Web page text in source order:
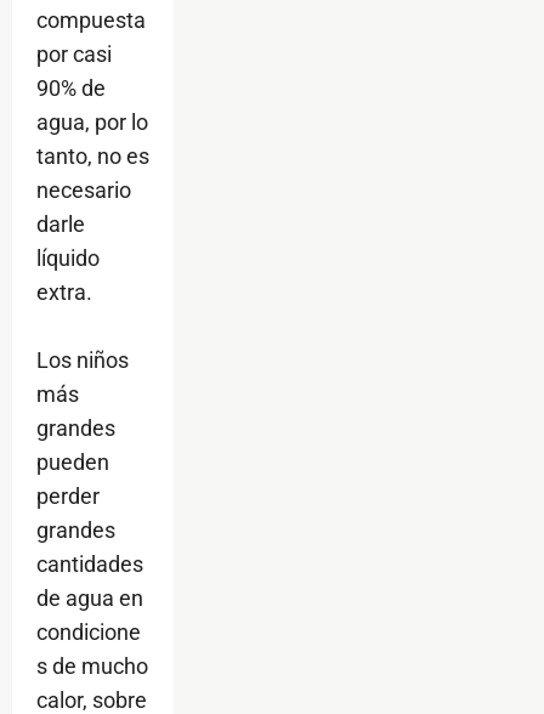
compuesta
por casi
90% de
agua, por lo
tanto, no es
necesario
darle
líquido
extra.
Los niños
más
grandes
pueden
perder
grandes
cantidades
de agua en
condicione
s de mucho
calor, sobre